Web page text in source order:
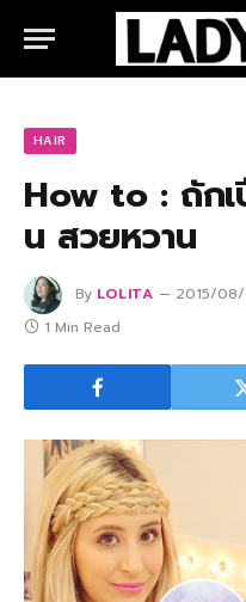
HAIR
How to : ถักเ
น สวยหวาน
By LOLITA 2015/08/
1 Min Read